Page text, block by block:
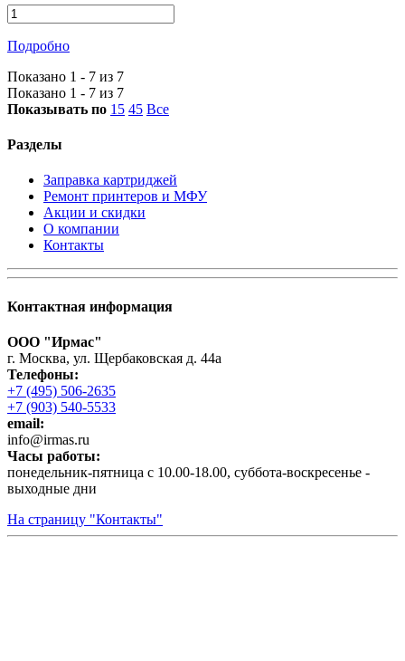
Подробно
Показано 1 - 7 из 7
Показано 1 - 7 из 7
Показывать по 15 45 Все
Разделы
Заправка картриджей
Ремонт принтеров и МФУ
Акции и скидки
О компании
Контакты
Контактная информация
ООО "Ирмас"
г. Москва, ул. Щербаковская д. 44а
Телефоны:
+7 (495) 506-2635
+7 (903) 540-5533
email:
infо@irmas.ru
Часы работы:
понедельник-пятница с 10.00-18.00, суббота-воскресенье -
выходные дни
На страницу "Контакты"